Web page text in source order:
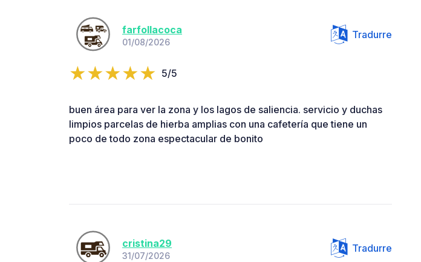
farfollacoca
01/08/2026
Tradurre
5/5
buen área para ver la zona y los lagos de saliencia. servicio y duchas
limpios parcelas de hierba amplias con una cafetería que tiene un
poco de todo zona espectacular de bonito
cristina29
31/07/2026
Tradurre